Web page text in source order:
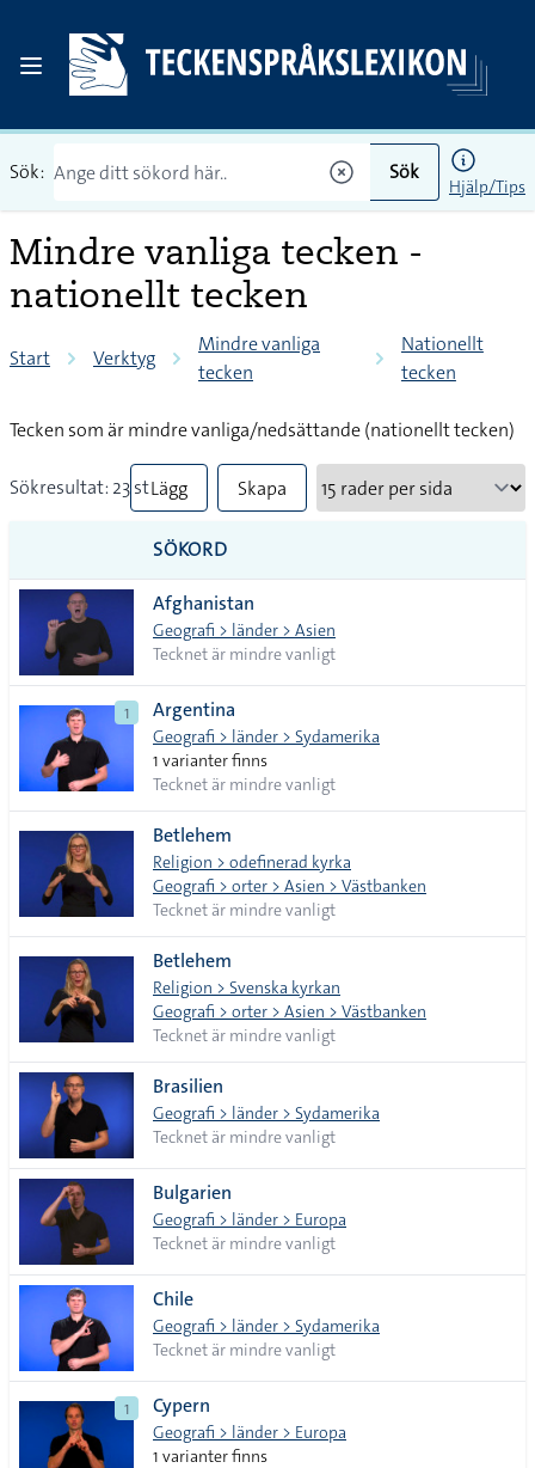
Sök: Sök
Hjälp/Tips
Mindre vanliga tecken -
nationellt tecken
Start Verktyg
Mindre vanliga
tecken
Nationellt
tecken
Tecken som är mindre vanliga/nedsättande (nationellt tecken)
Sökresultat: 23 stLägg
till
alla i
lista
Skapa
SÖKORD
Afghanistan
Geografi > länder > Asien
Tecknet är mindre vanligt
1 Argentina
Geografi > länder > Sydamerika
1 varianter finns
Tecknet är mindre vanligt
Betlehem
Religion > odefinerad kyrka
Geografi > orter > Asien > Västbanken
Tecknet är mindre vanligt
Betlehem
Religion > Svenska kyrkan
Geografi > orter > Asien > Västbanken
Tecknet är mindre vanligt
Brasilien
Geografi > länder > Sydamerika
Tecknet är mindre vanligt
Bulgarien
Geografi > länder > Europa
Tecknet är mindre vanligt
Chile
Geografi > länder > Sydamerika
Tecknet är mindre vanligt
1 Cypern
Geografi > länder > Europa
1 varianter finns